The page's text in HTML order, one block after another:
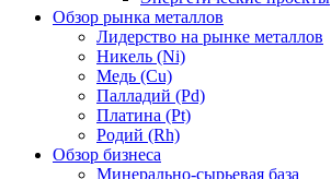
Обзор рынка металлов
Лидерство на рынке металлов
Никель (Ni)
Медь (Cu)
Палладий (Pd)
Платина (Pt)
Родий (Rh)
Обзор бизнеса
Минерально-сырьевая база